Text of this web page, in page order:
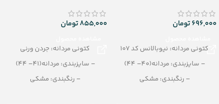
696,000تومان
کتونی مردانه: نیوبالانس کد 107
– سایزبندی: مردانه(40– 44)
– رنگبندی: مشکی
855,000تومان
کتونی مردانه: جردن ورنی
– سایزبندی: مردانه(41– 44)
– رنگبندی: مشکی